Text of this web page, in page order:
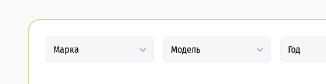
Марка Модель Год